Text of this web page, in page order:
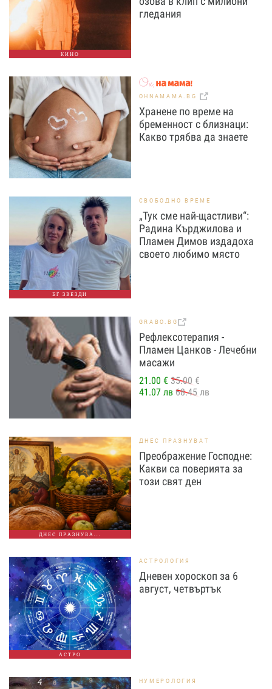
КИНО
гледания
OHNAMAMA.BG
Хранене по време на
бременност с близнаци:
Какво трябва да знаете
БГ ЗВЕЗДИ
СВОБОДНО ВРЕМЕ
„Тук сме най-щастливи“:
Радина Кърджилова и
Пламен Димов издадоха
своето любимо място
GRABO.BG
Рефлексотерапия -
Пламен Цанков - Лечебни
масажи
21.00 € 35.00 €
41.07 лв 68.45 лв
ДНЕС ПРАЗНУВА...
ДНЕС ПРАЗНУВАТ
Преображение Господне:
Какви са поверията за
този свят ден
АСТРО
АСТРОЛОГИЯ
Дневен хороскоп за 6
август, четвъртък
НУМЕРОЛОГИЯ